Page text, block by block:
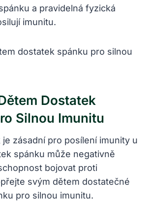
a pravidelná fyzická
imunitu.
Dostatek
Silnou Imunitu
zásadní pro posílení imunity u
spánku může negativně
bojovat proti
svým dětem dostatečné
pro silnou imunitu.